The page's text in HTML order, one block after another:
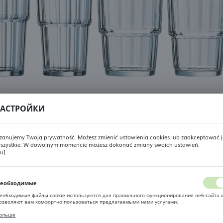
Технические данные
Тип продукта высокий стакан
Twoją prywatność. Możesz zmienić ustawienia cookies lub zaakceptować
W dowolnym momencie możesz dokonać zmiany swoich ustawień.
файлы cookie используются для правильного функционирования веб-сайта
вам комфортно пользоваться предлагаемыми нами услугами.
конфиденциальности, входа в систему или заполнения форм. Благодаря
РЕГИОНАЛЬНЫЕ НАСТРОЙКИ
Польша